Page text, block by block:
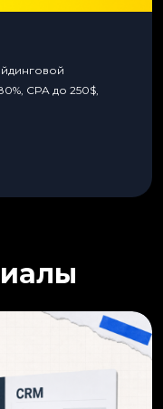
CPA до 250$,